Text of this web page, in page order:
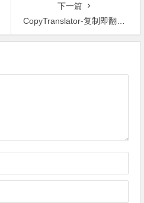
下一篇
CopyTranslator-复制即翻译的外文阅读辅助工具